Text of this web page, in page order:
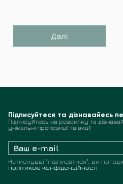
Далі
Підписуйтеся та дізнавайесь
Підписуйтесь на розсилку та
унікальні пропозиції та акції
Натиснувші "підписатися", ви
політикою конфіденційності